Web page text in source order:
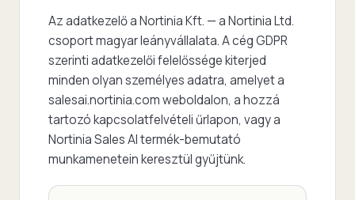
Az adatkezelő a Nortinia Kft. — a Nortinia Ltd.
csoport magyar leányvállalata. A cég GDPR
szerinti adatkezelői felelőssége kiterjed
minden olyan személyes adatra, amelyet a
salesai.nortinia.com weboldalon, a hozzá
tartozó kapcsolatfelvételi űrlapon, vagy a
Nortinia Sales AI termék-bemutató
munkamenetein keresztül gyűjtünk.